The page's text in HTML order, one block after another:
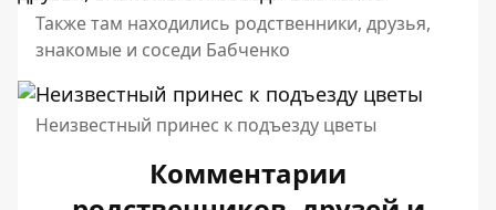
Также там находились родственники, друзья,
знакомые и соседи Бабченко
Неизвестный принес к подъезду цветы
Комментарии